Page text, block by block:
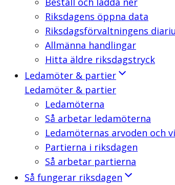
Riksdagens öppna data
Riksdagsförvaltningens
Allmänna handlingar
Hitta äldre riksdagstryck
Ledamöter & partier
Ledamöter & partier
Ledamöterna
Så arbetar ledamöterna
Ledamöternas arvoden och
Partierna i riksdagen
Så arbetar partierna
Så fungerar riksdagen